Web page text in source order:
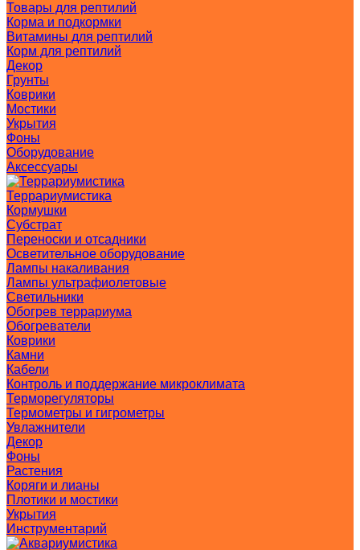
Товары для рептилий
Корма и подкормки
Витамины для рептилий
Корм для рептилий
Декор
Грунты
Коврики
Мостики
Укрытия
Фоны
Оборудование
Аксессуары
Террариумистика
Кормушки
Субстрат
Переноски и отсадники
Осветительное оборудование
Лампы накаливания
Лампы ультрафиолетовые
Светильники
Обогрев террариума
Обогреватели
Коврики
Камни
Кабели
Контроль и поддержание микроклимата
Терморегуляторы
Термометры и гигрометры
Увлажнители
Декор
Фоны
Растения
Коряги и лианы
Плотики и мостики
Укрытия
Инструментарий